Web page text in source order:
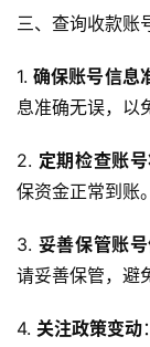
三、查询收款账
1. 确保账号信息
息准确无误，以
2. 定期检查账
保资金正常到账。
3. 妥善保管账
请妥善保管，避
4. 关注政策变动